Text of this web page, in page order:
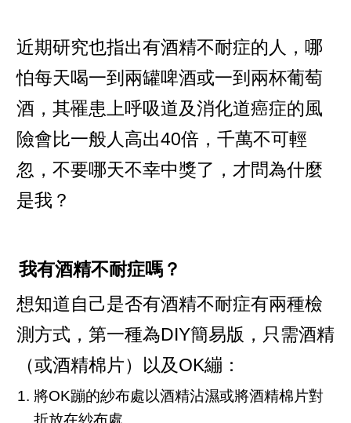
近期研究也指出有酒精不耐症的人，哪
怕每天喝一到兩罐啤酒或一到兩杯葡萄
酒，其罹患上呼吸道及消化道癌症的風
險會比一般人高出40倍，千萬不可輕
忽，不要哪天不幸中獎了，才問為什麼
是我？
我有酒精不耐症嗎？
想知道自己是否有酒精不耐症有兩種檢
測方式，第一種為DIY簡易版，只需酒精
（或酒精棉片）以及OK繃：
將OK蹦的紗布處以酒精沾濕或將酒精棉片對